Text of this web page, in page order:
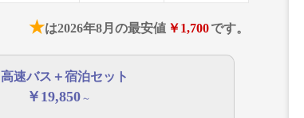
★は2026年8月の最安値 ￥1,700です。
高速バス＋宿泊セット
￥19,850 ～